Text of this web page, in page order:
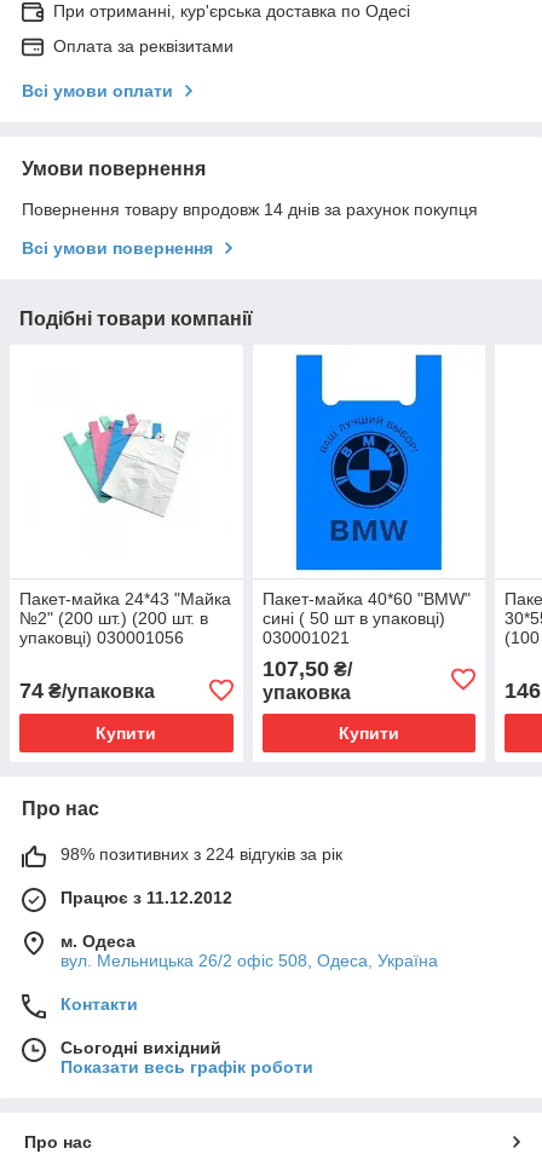
При отриманні, кур'єрська доставка по Одесі
Оплата за реквізитами
Всі умови оплати
Умови повернення
Повернення товару впродовж 14 днів за рахунок покупця
Всі умови повернення
Подібні товари компанії
Пакет-майка 24*43 "Майка
№2" (200 шт.) (200 шт. в
упаковці) 030001056
74 ₴/упаковка
Купити
Пакет-майка 40*60 "BMW"
сині ( 50 шт в упаковці)
030001021
107,50₴/
упаковка
Купити
(100
146
Про нас
98% позитивних з 224 відгуків за рік
Працює з 11.12.2012
м. Одеса
вул. Мельницька 26/2 офіс 508, Одеса, Україна
Контакти
Сьогодні вихідний
Показати весь графік роботи
Про нас